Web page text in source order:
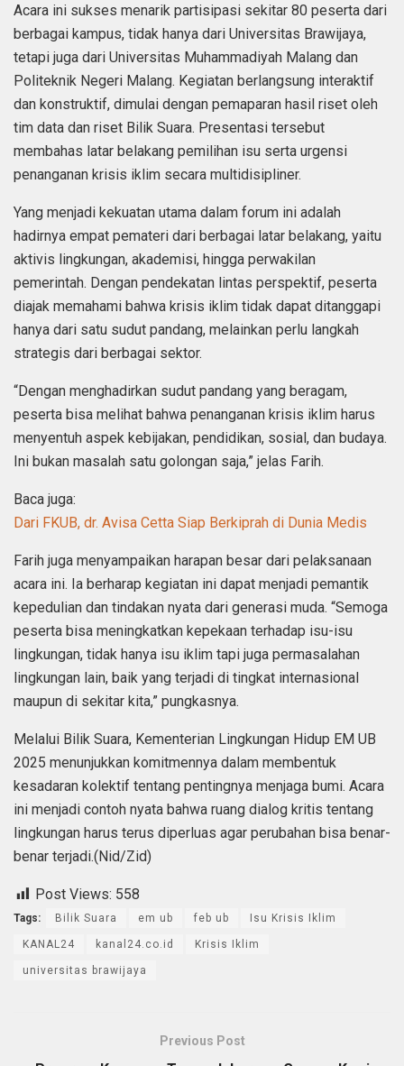
Acara ini sukses menarik partisipasi sekitar 80 peserta dari
berbagai kampus, tidak hanya dari Universitas Brawijaya,
tetapi juga dari Universitas Muhammadiyah Malang dan
Politeknik Negeri Malang. Kegiatan berlangsung interaktif
dan konstruktif, dimulai dengan pemaparan hasil riset oleh
tim data dan riset Bilik Suara. Presentasi tersebut
membahas latar belakang pemilihan isu serta urgensi
penanganan krisis iklim secara multidisipliner.
Yang menjadi kekuatan utama dalam forum ini adalah
hadirnya empat pemateri dari berbagai latar belakang, yaitu
aktivis lingkungan, akademisi, hingga perwakilan
pemerintah. Dengan pendekatan lintas perspektif, peserta
diajak memahami bahwa krisis iklim tidak dapat ditanggapi
hanya dari satu sudut pandang, melainkan perlu langkah
strategis dari berbagai sektor.
“Dengan menghadirkan sudut pandang yang beragam,
peserta bisa melihat bahwa penanganan krisis iklim harus
menyentuh aspek kebijakan, pendidikan, sosial, dan budaya.
Ini bukan masalah satu golongan saja,” jelas Farih.
Baca juga:
Dari FKUB, dr. Avisa Cetta Siap Berkiprah di Dunia Medis
Farih juga menyampaikan harapan besar dari pelaksanaan
acara ini. Ia berharap kegiatan ini dapat menjadi pemantik
kepedulian dan tindakan nyata dari generasi muda. “Semoga
peserta bisa meningkatkan kepekaan terhadap isu-isu
lingkungan, tidak hanya isu iklim tapi juga permasalahan
lingkungan lain, baik yang terjadi di tingkat internasional
maupun di sekitar kita,” pungkasnya.
Melalui Bilik Suara, Kementerian Lingkungan Hidup EM UB
2025 menunjukkan komitmennya dalam membentuk
kesadaran kolektif tentang pentingnya menjaga bumi. Acara
ini menjadi contoh nyata bahwa ruang dialog kritis tentang
lingkungan harus terus diperluas agar perubahan bisa benar-
benar terjadi.(Nid/Zid)
Post Views: 558
Tags: Bilik Suara em ub feb ub Isu Krisis Iklim
KANAL24 kanal24.co.id Krisis Iklim
universitas brawijaya
Previous Post